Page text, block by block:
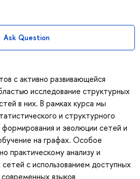
Ask Question
с активно развивающейся
исследование структурных
в них. В рамках курса мы
и структурного
и эволюции сетей и
на графах. Особое
практическому анализу и
сетей с использованием доступных
языков